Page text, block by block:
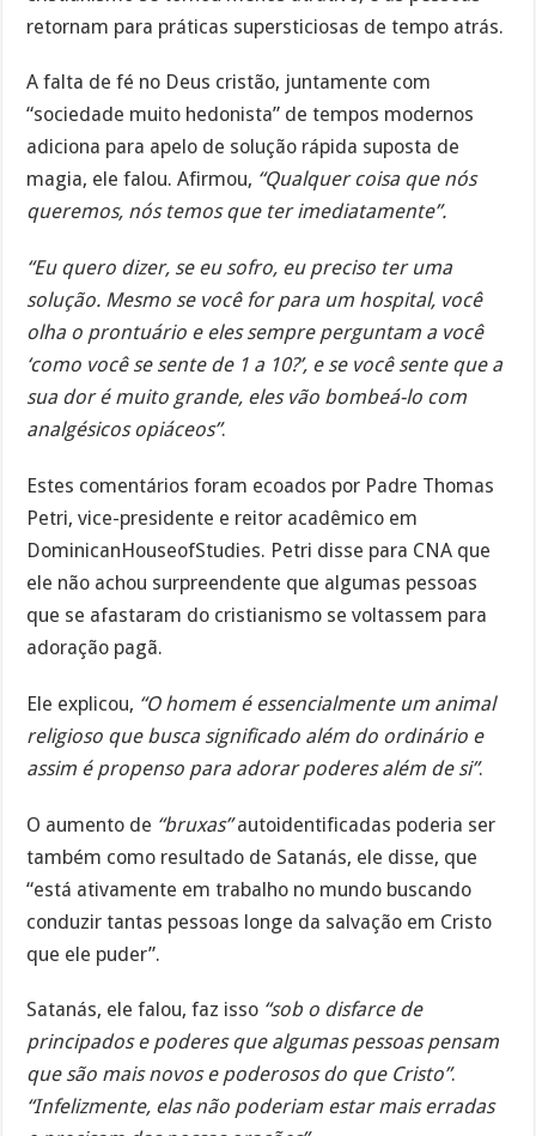
retornam para práticas supersticiosas de tempo atrás.
A falta de fé no Deus cristão, juntamente com
“sociedade muito hedonista” de tempos modernos
adiciona para apelo de solução rápida suposta de
magia, ele falou. Afirmou, “Qualquer coisa que nós
queremos, nós temos que ter imediatamente”.
“Eu quero dizer, se eu sofro, eu preciso ter uma
solução. Mesmo se você for para um hospital, você
olha o prontuário e eles sempre perguntam a você
‘como você se sente de 1 a 10?’, e se você sente que a
sua dor é muito grande, eles vão bombeá-lo com
analgésicos opiáceos”.
Estes comentários foram ecoados por Padre Thomas
Petri, vice-presidente e reitor acadêmico em
DominicanHouseofStudies. Petri disse para CNA que
ele não achou surpreendente que algumas pessoas
que se afastaram do cristianismo se voltassem para
adoração pagã.
Ele explicou, “O homem é essencialmente um animal
religioso que busca significado além do ordinário e
assim é propenso para adorar poderes além de si”.
O aumento de “bruxas”autoidentificadas poderia ser
também como resultado de Satanás, ele disse, que
“está ativamente em trabalho no mundo buscando
conduzir tantas pessoas longe da salvação em Cristo
que ele puder”.
Satanás, ele falou, faz isso “sob o disfarce de
principados e poderes que algumas pessoas pensam
que são mais novos e poderosos do que Cristo”.
“Infelizmente, elas não poderiam estar mais erradas